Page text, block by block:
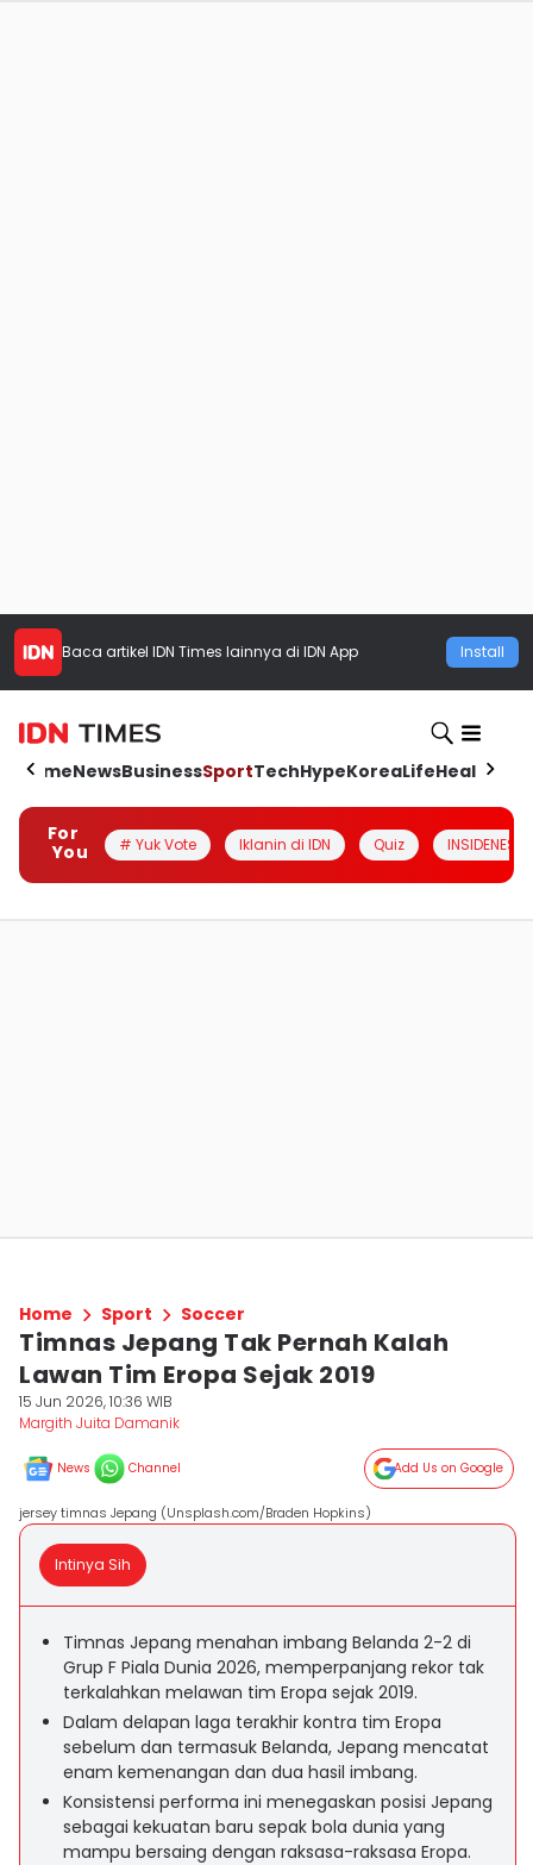
Baca artikel IDN Times lainnya di IDN App Install
HomeNewsBusinessSportTechHypeKoreaLifeHealth
For
You
# Yuk Vote Iklanin di IDN Quiz INSIDENESIA
Home Sport Soccer
Timnas Jepang Tak Pernah Kalah
Lawan Tim Eropa Sejak 2019
15 Jun 2026, 10:36 WIB
Margith Juita Damanik
News Channel Add Us on Google
jersey timnas Jepang (Unsplash.com/Braden Hopkins)
Intinya Sih
Timnas Jepang menahan imbang Belanda 2-2 di
Grup F Piala Dunia 2026, memperpanjang rekor tak
terkalahkan melawan tim Eropa sejak 2019.
Dalam delapan laga terakhir kontra tim Eropa
sebelum dan termasuk Belanda, Jepang mencatat
enam kemenangan dan dua hasil imbang.
Konsistensi performa ini menegaskan posisi Jepang
sebagai kekuatan baru sepak bola dunia yang
mampu bersaing dengan raksasa-raksasa Eropa.